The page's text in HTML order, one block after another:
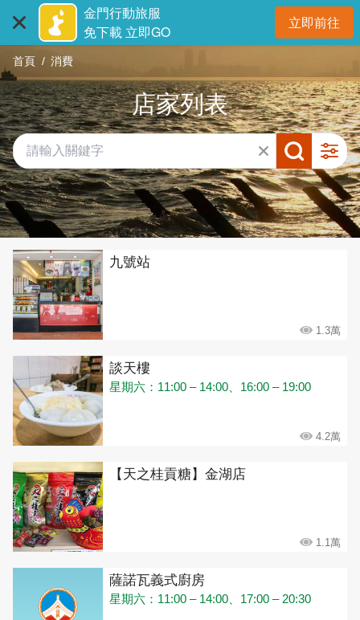
主
要
內
容
區
塊
金門行動旅服
免下載 立即GO
立即前往開
首頁 消費
店家列表
共有 432 間店家
九號站
1.3萬
談天樓
星期六：11:00 – 14:00、16:00 – 19:00
4.2萬
【天之桂貢糖】金湖店
1.1萬
薩諾瓦義式廚房
星期六：11:00 – 14:00、17:00 – 20:30